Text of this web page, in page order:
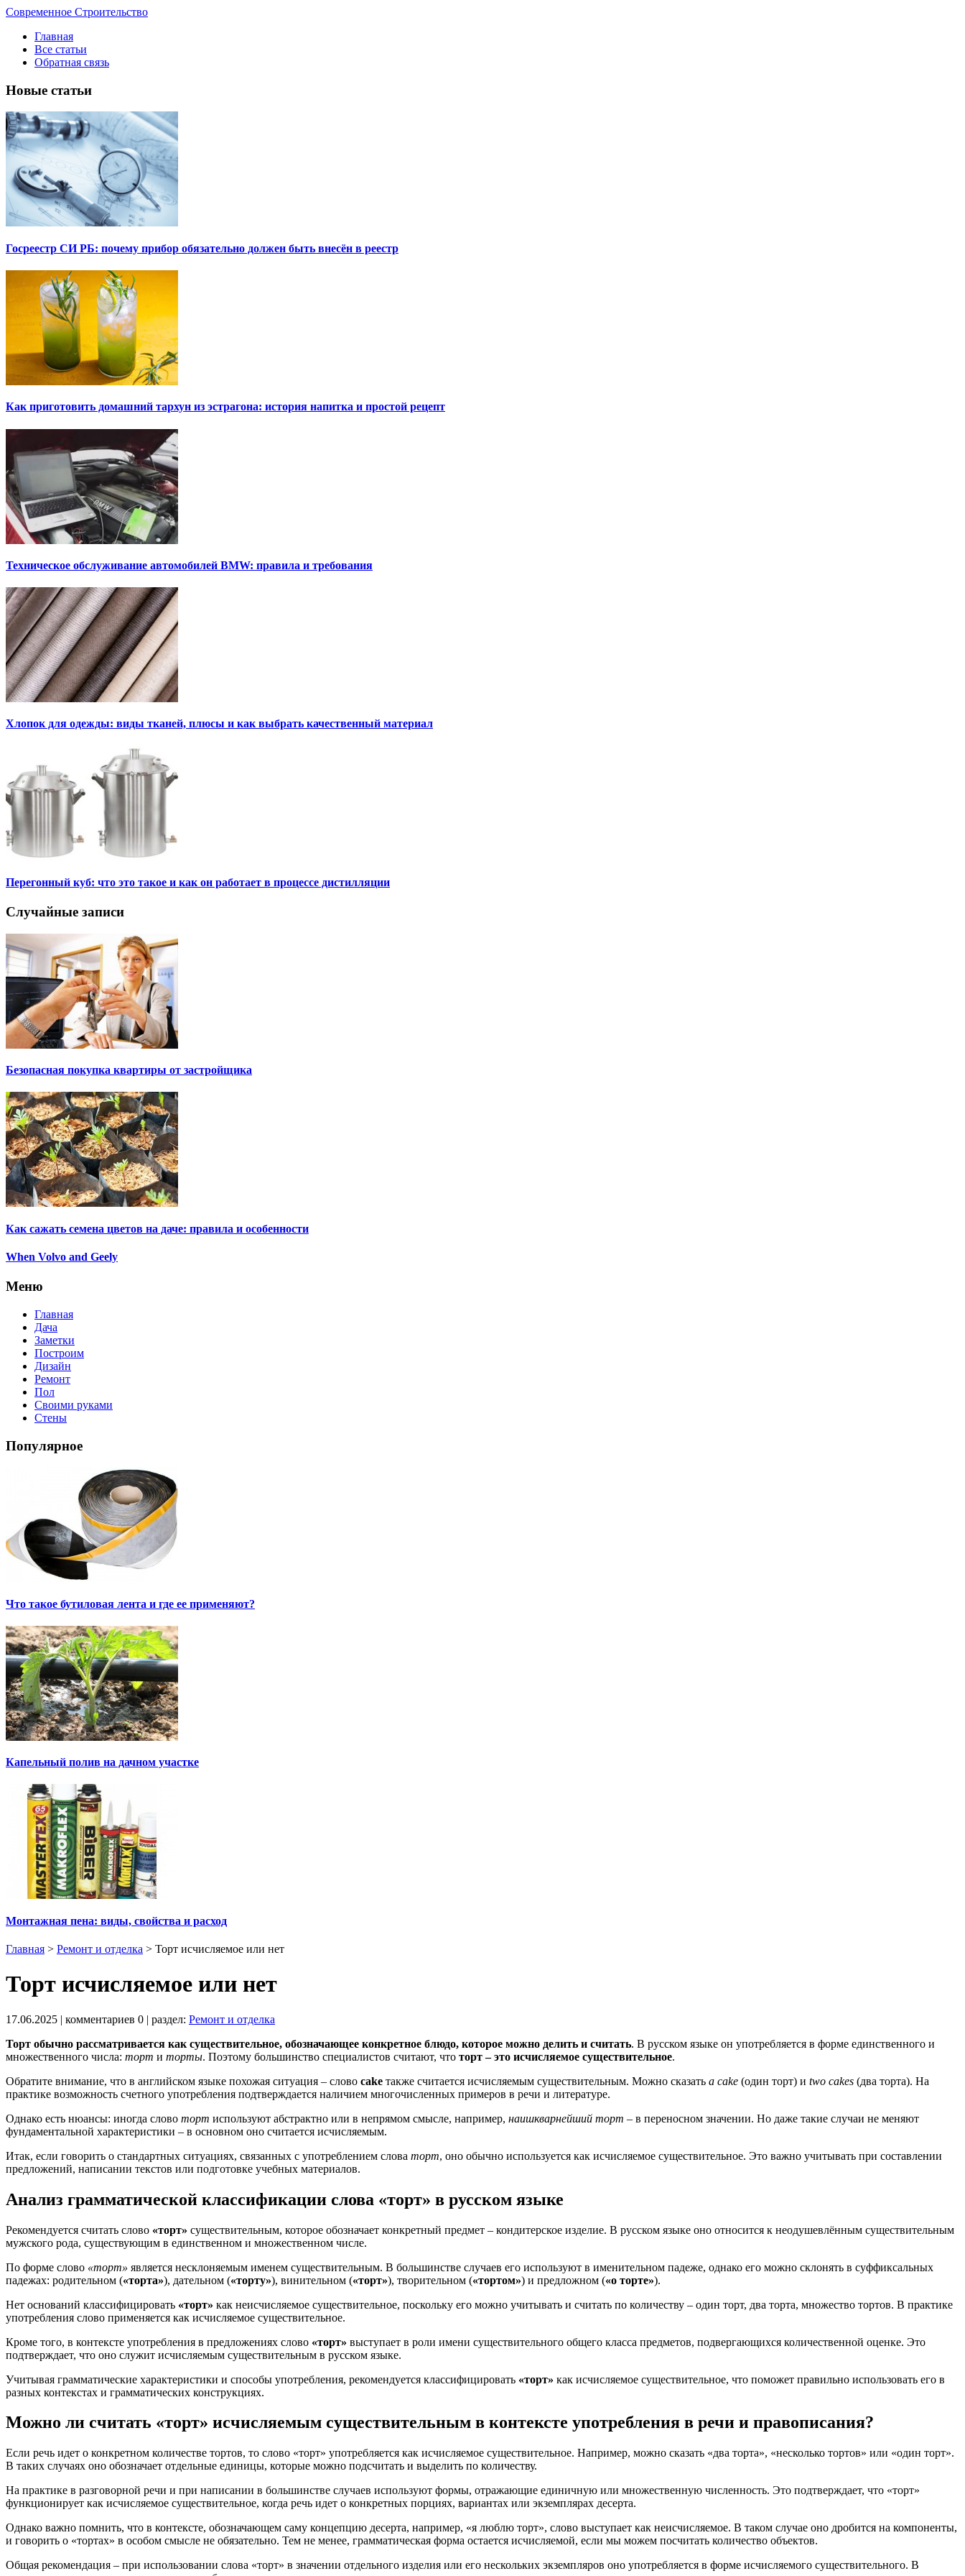
Современное Строительство
Главная
Все статьи
Обратная связь
Новые статьи
Госреестр СИ РБ: почему прибор обязательно должен быть внесён в реестр
Как приготовить домашний тархун из эстрагона: история напитка и простой рецепт
Техническое обслуживание автомобилей BMW: правила и требования
Хлопок для одежды: виды тканей, плюсы и как выбрать качественный материал
Перегонный куб: что это такое и как он работает в процессе дистилляции
Случайные записи
Безопасная покупка квартиры от застройщика
Как сажать семена цветов на даче: правила и особенности
When Volvo and Geely
Меню
Главная
Дача
Заметки
Построим
Дизайн
Ремонт
Пол
Своими руками
Стены
Популярное
Что такое бутиловая лента и где ее применяют?
Капельный полив на дачном участке
Монтажная пена: виды, свойства и расход
Главная > Ремонт и отделка > Торт исчисляемое или нет
Торт исчисляемое или нет
17.06.2025 | комментариев 0 | раздел: Ремонт и отделка
Торт обычно рассматривается как существительное, обозначающее конкретное блюдо, которое можно делить и считать. В русском языке он употребляется в форме единственного и
множественного числа: торт и торты. Поэтому большинство специалистов считают, что торт – это исчисляемое существительное.
Обратите внимание, что в английском языке похожая ситуация – слово cake также считается исчисляемым существительным. Можно сказать a cake (один торт) и two cakes (два торта). На
практике возможность счетного употребления подтверждается наличием многочисленных примеров в речи и литературе.
Однако есть нюансы: иногда слово торт используют абстрактно или в непрямом смысле, например, наишкварнейший торт – в переносном значении. Но даже такие случаи не меняют
фундаментальной характеристики – в основном оно считается исчисляемым.
Итак, если говорить о стандартных ситуациях, связанных с употреблением слова торт, оно обычно используется как исчисляемое существительное. Это важно учитывать при составлении
предложений, написании текстов или подготовке учебных материалов.
Анализ грамматической классификации слова «торт» в русском языке
Рекомендуется считать слово «торт» существительным, которое обозначает конкретный предмет – кондитерское изделие. В русском языке оно относится к неодушевлённым существительным
мужского рода, существующим в единственном и множественном числе.
По форме слово «торт» является несклоняемым именем существительным. В большинстве случаев его используют в именительном падеже, однако его можно склонять в суффиксальных
падежах: родительном («торта»), дательном («торту»), винительном («торт»), творительном («тортом») и предложном («о торте»).
Нет оснований классифицировать «торт» как неисчисляемое существительное, поскольку его можно учитывать и считать по количеству – один торт, два торта, множество тортов. В практике
употребления слово применяется как исчисляемое существительное.
Кроме того, в контексте употребления в предложениях слово «торт» выступает в роли имени существительного общего класса предметов, подвергающихся количественной оценке. Это
подтверждает, что оно служит исчисляемым существительным в русском языке.
Учитывая грамматические характеристики и способы употребления, рекомендуется классифицировать «торт» как исчисляемое существительное, что поможет правильно использовать его в
разных контекстах и грамматических конструкциях.
Можно ли считать «торт» исчисляемым существительным в контексте употребления в речи и правописания?
Если речь идет о конкретном количестве тортов, то слово «торт» употребляется как исчисляемое существительное. Например, можно сказать «два торта», «несколько тортов» или «один торт».
В таких случаях оно обозначает отдельные единицы, которые можно подсчитать и выделить по количеству.
На практике в разговорной речи и при написании в большинстве случаев используют формы, отражающие единичную или множественную численность. Это подтверждает, что «торт»
функционирует как исчисляемое существительное, когда речь идет о конкретных порциях, вариантах или экземплярах десерта.
Однако важно помнить, что в контексте, обозначающем саму концепцию десерта, например, «я люблю торт», слово выступает как неисчисляемое. В таком случае оно дробится на компоненты,
и говорить о «тортах» в особом смысле не обязательно. Тем не менее, грамматическая форма остается исчисляемой, если мы можем посчитать количество объектов.
Общая рекомендация – при использовании слова «торт» в значении отдельного изделия или его нескольких экземпляров оно употребляется в форме исчисляемого существительного. В